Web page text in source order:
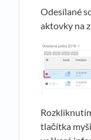
Odesílané
aktovky na
tlačítka